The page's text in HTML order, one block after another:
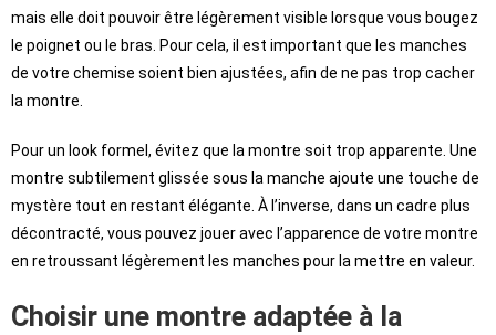
mais elle doit pouvoir être légèrement visible lorsque vous bougez
le poignet ou le bras. Pour cela, il est important que les manches
de votre chemise soient bien ajustées, afin de ne pas trop cacher
la montre.
Pour un look formel, évitez que la montre soit trop apparente. Une
montre subtilement glissée sous la manche ajoute une touche de
mystère tout en restant élégante. À l’inverse, dans un cadre plus
décontracté, vous pouvez jouer avec l’apparence de votre montre
en retroussant légèrement les manches pour la mettre en valeur.
Choisir une montre adaptée à la